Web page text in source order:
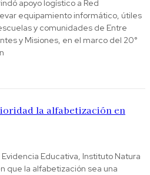
apoyo logístico a Red
equipamiento informático, útiles
y comunidades de Entre
y Misiones, en el marco del 20°
la alfabetización en
Educativa, Instituto Natura
que la alfabetización sea una